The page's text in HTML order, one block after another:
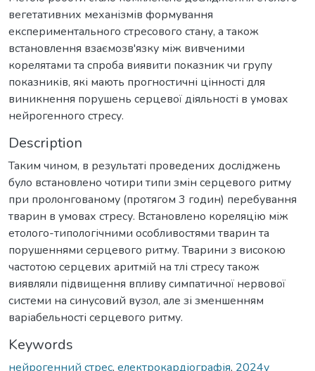
вегетативних механізмів формування
експериментального стресового стану, а також
встановлення взаємозв'язку між вивченими
корелятами та спроба виявити показник чи групу
показників, які мають прогностичні цінності для
виникнення порушень серцевої діяльності в умовах
нейрогенного стресу.
Description
Таким чином, в результаті проведених досліджень
було встановлено чотири типи змін серцевого ритму
при пролонгованому (протягом 3 годин) перебування
тварин в умовах стресу. Встановлено кореляцію між
етолого-типологічними особливостями тварин та
порушеннями серцевого ритму. Тварини з високою
частотою серцевих аритмій на тлі стресу також
виявляли підвищення впливу симпатичної нервової
системи на синусовий вузол, але зі зменшенням
варіабельності серцевого ритму.
Keywords
нейрогенний стрес, електрокардіографія, 2024у